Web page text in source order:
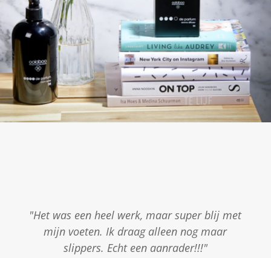
"Het was een heel werk, maar super blij met
mijn voeten. Ik draag alleen nog maar
slippers. Echt een aanrader!!!"